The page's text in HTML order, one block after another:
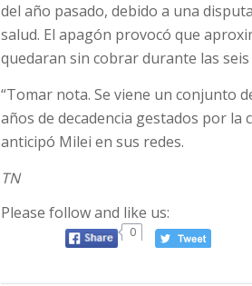
del año pasado, debido a una
salud. El apagón provocó que
quedaran sin cobrar durante las
“Tomar nota. Se viene un conjunto
años de decadencia gestados por la
anticipó Milei en sus redes.
TN
Please follow and like us:
0